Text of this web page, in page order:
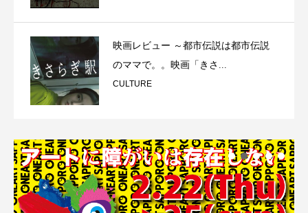
映画レビュー ～都市伝説は都市伝説
のママで。。映画「きさ...
CULTURE